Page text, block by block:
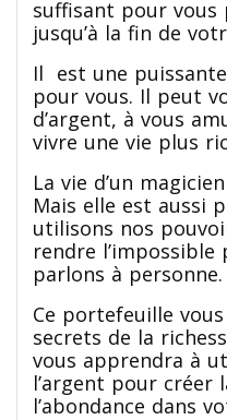
suffisant pour
jusqu’à la fin de
Il est une
pour vous. Il peut
d’argent, à vous
vivre une vie plus
La vie d’un
Mais elle est aussi
utilisons nos
rendre l’impossible
parlons à personne.
Ce portefeuille
secrets de la
vous apprendra à
l’argent pour créer
l’abondance dans